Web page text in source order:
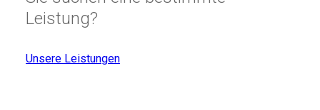
Leistung?
Unsere Leistungen